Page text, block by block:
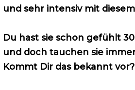
und sehr intensiv mit
Du hast sie schon gefühlt
und doch tauchen sie
Kommt Dir das bekannt vor?